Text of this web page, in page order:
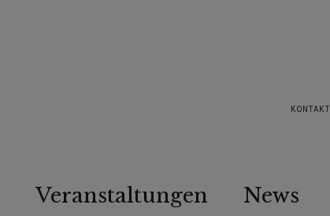
KONTAKT
Veranstaltungen News